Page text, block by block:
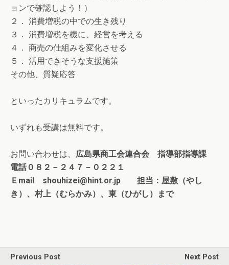
ョンで確認しよう！）
２． 消費増税の中での生き残り
３． 消費増税を機に、経営を考える
４． 商売の仕組みを変化させる
５． 活用できそうな支援施策
その他、質疑応答
といったカリキュラムです。
いずれも受講は無料です。
お問い合わせは、 広島県商工会連合会 指導部指導課
電話０８２－２４７－０２２１
Ｅ mail shouhizei@hint.or.jp 担当：屋敷（やし
き）、村上（むらかみ）、東（ひがし）まで
Previous Post
Next Post